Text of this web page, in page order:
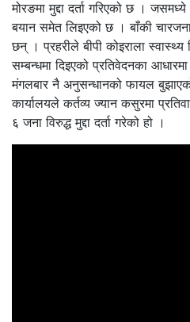
मोरङमा मुद्दा दर्ता गरिएको छ ।
बयान समेत लिइएको छ । बाँकी
छन् । प्रहरीले बीपी कोइराला स्वास्थ्य
सम्बन्धमा दिइएको प्रतिवेदनका
मंगलबार नै अनुसन्धानको फायल
कार्यालयले कर्तव्य ज्यान कसुरमा
६ जना विरुद्ध मुद्दा दर्ता गरेको हो ।